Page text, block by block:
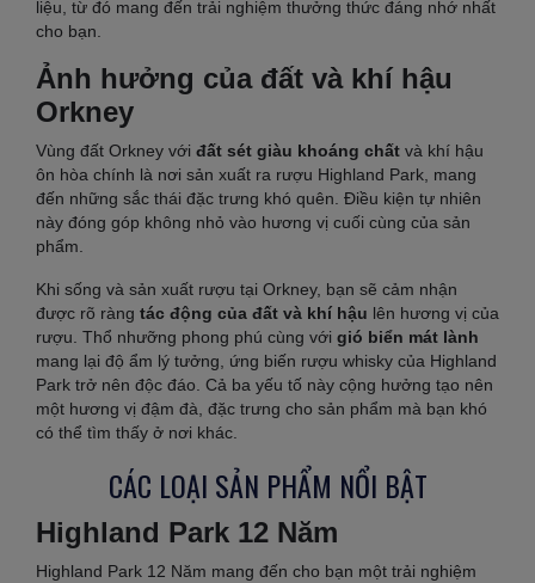
liệu, từ đó mang đến trải nghiệm thưởng thức đáng nhớ nhất
cho bạn.
Ảnh hưởng của đất và khí hậu
Orkney
Vùng đất Orkney với đất sét giàu khoáng chất và khí hậu
ôn hòa chính là nơi sản xuất ra rượu Highland Park, mang
đến những sắc thái đặc trưng khó quên. Điều kiện tự nhiên
này đóng góp không nhỏ vào hương vị cuối cùng của sản
phẩm.
Khi sống và sản xuất rượu tại Orkney, bạn sẽ cảm nhận
được rõ ràng tác động của đất và khí hậu lên hương vị của
rượu. Thổ nhưỡng phong phú cùng với gió biển mát lành
mang lại độ ẩm lý tưởng, ứng biến rượu whisky của Highland
Park trở nên độc đáo. Cả ba yếu tố này cộng hưởng tạo nên
một hương vị đậm đà, đặc trưng cho sản phẩm mà bạn khó
có thể tìm thấy ở nơi khác.
CÁC LOẠI SẢN PHẨM NỔI BẬT
Highland Park 12 Năm
Highland Park 12 Năm mang đến cho bạn một trải nghiệm